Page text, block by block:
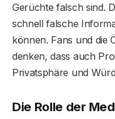
Gerüchte falsch sind.
schnell falsche
können. Fans und die
denken, dass auch
Privatsphäre und
Die Rolle der